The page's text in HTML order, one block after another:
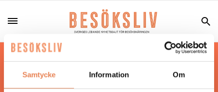
Samtycke Information Om
Hos oss läser du landets mest uppdaterade
nyheter och snackisar inom besöksnäringen.
Besöksliv i sin tryckta form är ett affärsmagasin